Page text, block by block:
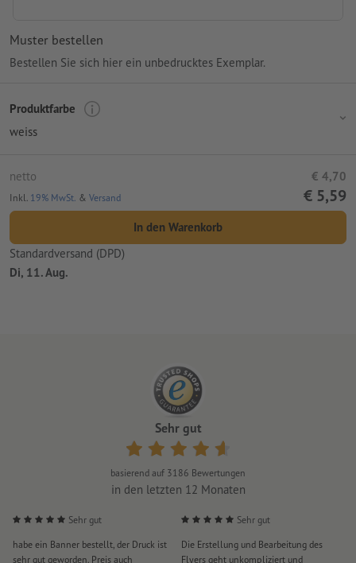
Muster bestellen
Bestellen Sie sich hier ein unbedrucktes Exemplar.
Produktfarbe
weiss
netto € 4,70
Inkl. 19% MwSt. & Versand € 5,59
In den Warenkorb
Standardversand (DPD)
Di, 11. Aug.
Sehr gut
basierend auf 3186 Bewertungen
in den letzten 12 Monaten
Sehr gut
habe ein Banner bestellt, der Druck ist
sehr gut geworden. Preis auch
Sehr gut
Die Erstellung und Bearbeitung des
Flyers geht unkompliziert und